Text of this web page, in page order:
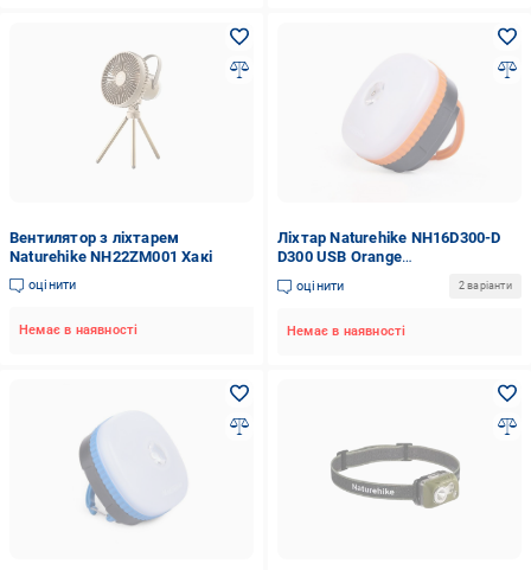
Вентилятор з ліхтарем
Naturehike NH22ZM001 Хакі
оцінити
Немає в наявності
Ліхтар Naturehike NH16D300-D
D300 USB Orange
(6927595787533)
оцінити 2 варіанти
Немає в наявності